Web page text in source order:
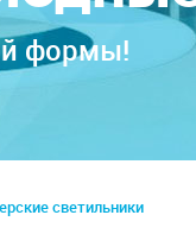
формы!
светильники